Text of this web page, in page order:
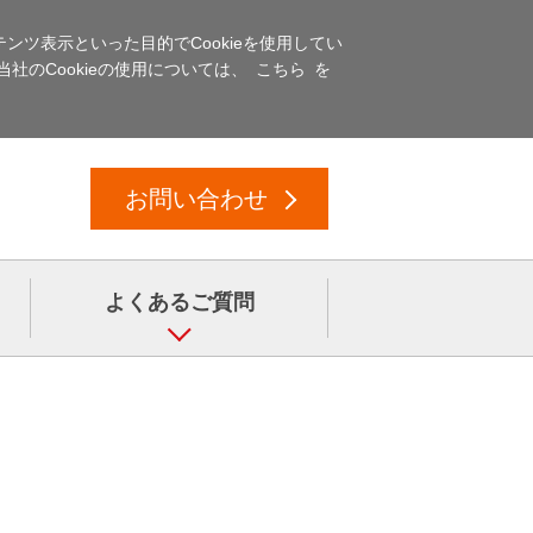
ツ表示といった目的でCookieを使用してい
のCookieの使用については、
こちら
を
お問い合わせ
よくあるご質問